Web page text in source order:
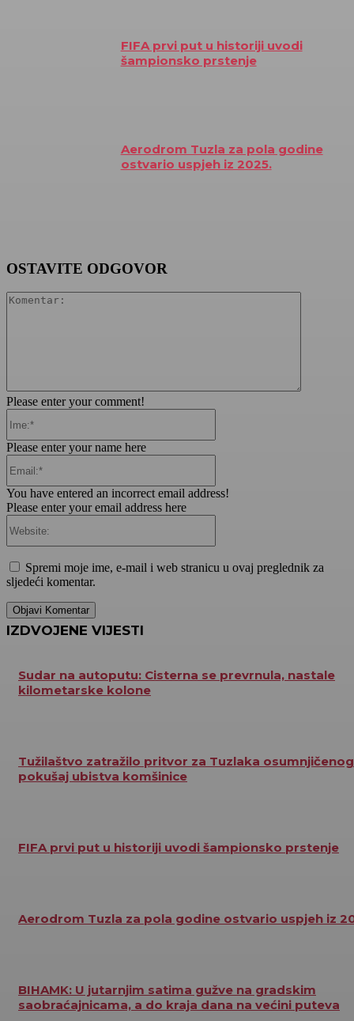
FIFA prvi put u historiji uvodi
šampionsko prstenje
Aerodrom Tuzla za pola godine
ostvario uspjeh iz 2025.
OSTAVITE ODGOVOR
Please enter your comment!
Please enter your name here
You have entered an incorrect email address!
Please enter your email address here
Spremi moje ime, e-mail i web stranicu u ovaj preglednik za
sljedeći komentar.
IZDVOJENE VIJESTI
Sudar na autoputu: Cisterna se prevrnula, nastale
kilometarske kolone
Tužilaštvo zatražilo pritvor za Tuzlaka
pokušaj ubistva komšinice
FIFA prvi put u historiji uvodi šampionsko prstenje
Aerodrom Tuzla za pola godine ostvario uspjeh iz
BIHAMK: U jutarnjim satima gužve na gradskim
saobraćajnicama, a do kraja dana na većini puteva